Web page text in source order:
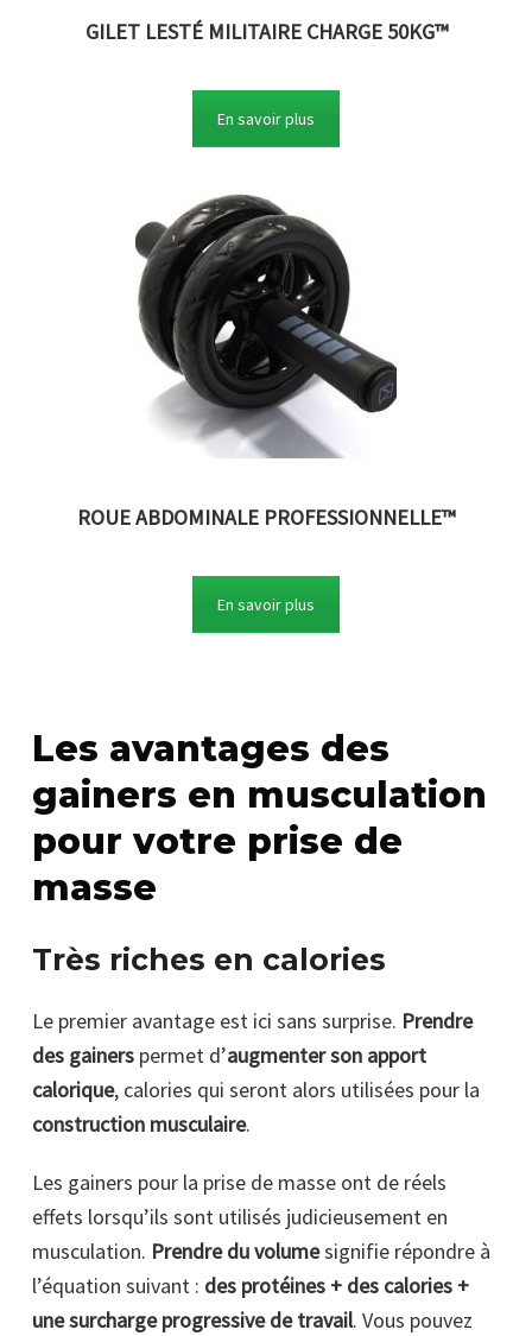
GILET LESTÉ MILITAIRE CHARGE 50KG™
En savoir plus
ROUE ABDOMINALE PROFESSIONNELLE™
En savoir plus
Les avantages des
gainers en musculation
pour votre prise de
masse
Très riches en calories
Le premier avantage est ici sans surprise. Prendre
des gainers permet d’augmenter son apport
calorique, calories qui seront alors utilisées pour la
construction musculaire.
Les gainers pour la prise de masse ont de réels
effets lorsqu’ils sont utilisés judicieusement en
musculation. Prendre du volumesignifie répondre à
l’équation suivant : des protéines + des calories +
une surcharge progressive de travail. Vous pouvez